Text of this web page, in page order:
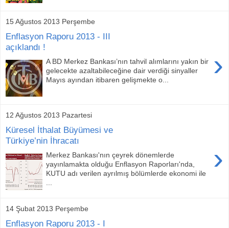
15 Ağustos 2013 Perşembe
Enflasyon Raporu 2013 - III
açıklandı !
›
A BD Merkez Bankası’nın tahvil alımlarını yakın bir
gelecekte azaltabileceğine dair verdiği sinyaller
Mayıs ayından itibaren gelişmekte o...
12 Ağustos 2013 Pazartesi
Küresel İthalat Büyümesi ve
Türkiye’nin İhracatı
›
Merkez Bankası'nın çeyrek dönemlerde
yayınlamakta olduğu Enflasyon Raporları'nda,
KUTU adı verilen ayrılmış bölümlerde ekonomi ile
...
14 Şubat 2013 Perşembe
Enflasyon Raporu 2013 - I